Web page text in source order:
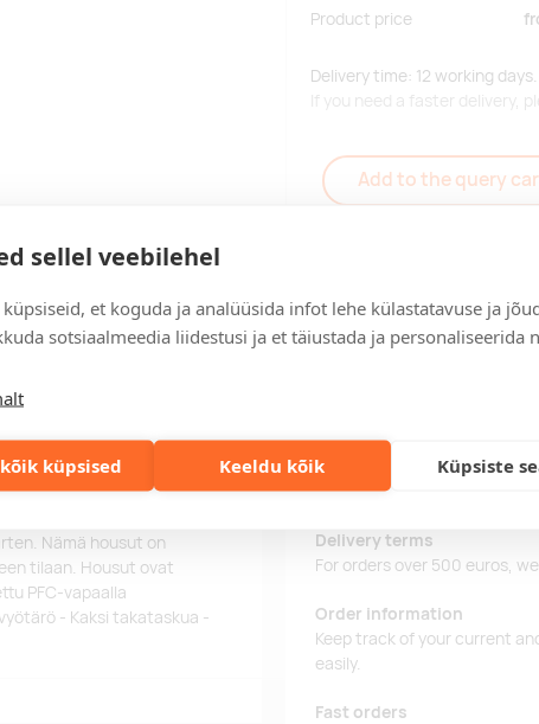
sellel veebilehel
küpsiseid, et koguda ja analüüsida infot lehe külastatavuse ja
sotsiaalmeedia liidestusi ja et täiustada ja personaliseerida
küpsised Keeldu kõik Küpsiste
Product price
Delivery time: 12 working days.
If you need a faster delivery,
Add to the query
Tenson stretch-housut,
ja ystävien kanssa.
Kahdessa
ja avaimet turvassa.
Nämä housut on
tilaan. Housut ovat
PFC-vapaalla
- Kaksi takataskua -
Delivery
Delivery time
Delivery time is 12 working
business day, you will
Delivery terms
For orders over 500 euros,
Order information
Keep track of your current
easily.
Fast orders